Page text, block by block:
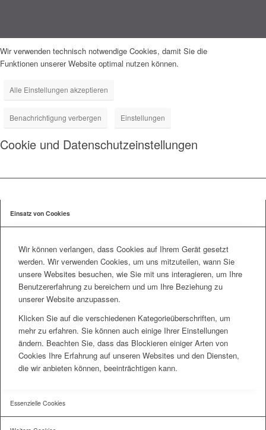
Wir verwenden technisch notwendige Cookies, damit Sie die
Funktionen unserer Website optimal nutzen können.
Alle Einstellungen akzeptieren
Benachrichtigung verbergen Einstellungen
Cookie und Datenschutzeinstellungen
Einsatz von Cookies
Wir können verlangen, dass Cookies auf Ihrem Gerät gesetzt
werden. Wir verwenden Cookies, um uns mitzuteilen, wann Sie
unsere Websites besuchen, wie Sie mit uns interagieren, um Ihre
Benutzererfahrung zu bereichern und um Ihre Beziehung zu
unserer Website anzupassen.
Klicken Sie auf die verschiedenen Kategorieüberschriften, um
mehr zu erfahren. Sie können auch einige Ihrer Einstellungen
ändern. Beachten Sie, dass das Blockieren einiger Arten von
Cookies Ihre Erfahrung auf unseren Websites und den Diensten,
die wir anbieten können, beeinträchtigen kann.
Essenzielle Cookies